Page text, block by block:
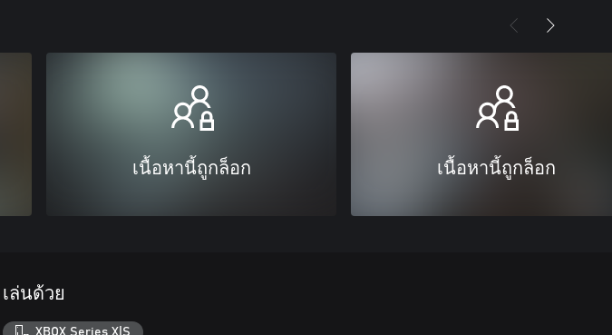
เนื้อหานี้ถูกล็อก เนื้อหานี้ถูกล็อก
เล่นด้วย